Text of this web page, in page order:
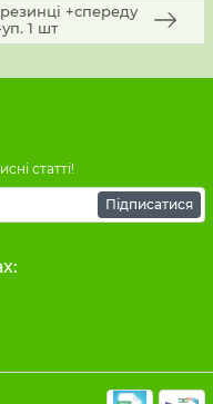
+спереду
1 шт
статті!
Підписатися